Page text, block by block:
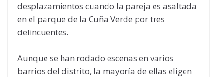
desplazamientos cuando la pareja es asaltada
en el parque de la Cuña Verde por tres
delincuentes.
Aunque se han rodado escenas en varios
barrios del distrito, la mayoría de ellas eligen